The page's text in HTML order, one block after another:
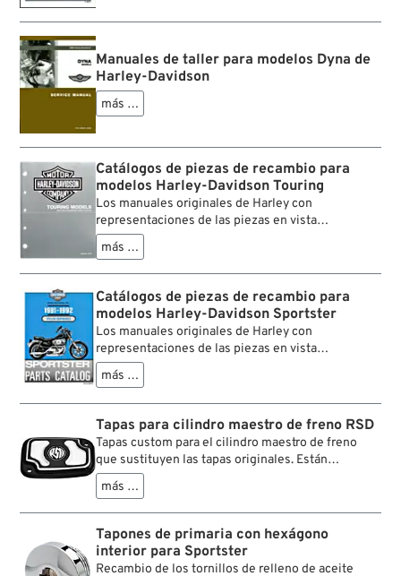
Manuales de taller para modelos Dyna de
Harley-Davidson
más …
Catálogos de piezas de recambio para
modelos Harley-Davidson Touring
Los manuales originales de Harley con
representaciones de las piezas en vista
explosionada, marcadas con la designación exacta
(en inglés) y la referencia H-D respectiva.
más …
Catálogos de piezas de recambio para
modelos Harley-Davidson Sportster
Los manuales originales de Harley con
representaciones de las piezas en vista
explosionada, marcadas con la designación exacta
(en inglés) y la referencia H-D respectiva.
más …
Tapas para cilindro maestro de freno RSD
Tapas custom para el cilindro maestro de freno
que sustituyen las tapas originales. Están
fresadas, con bonito diseño e insertos adhesivos
con logo RSD de quitaipón (negros y latón).
más …
Tapones de primaria con hexágono
interior para Sportster
Recambio de los tornillos de relleno de aceite